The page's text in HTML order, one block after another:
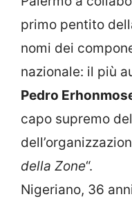
primo pentito
nomi dei
nazionale: il più
Pedro
capo supremo
della Zone“.
Nigeriano, 36